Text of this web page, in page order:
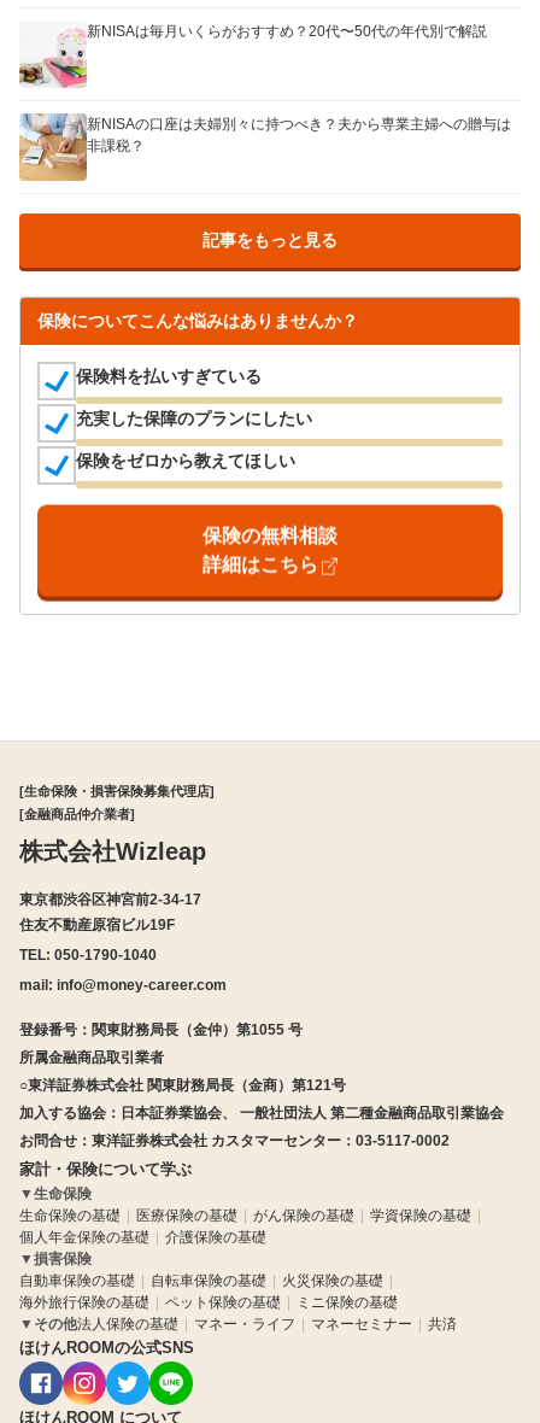
新NISAは毎月いくらがおすすめ？20代〜50代の年代別で解説
新NISAの口座は夫婦別々に持つべき？夫から専業主婦への贈与は
非課税？
記事をもっと見る
保険についてこんな悩みはありませんか？
保険料を払いすぎている
充実した保障のプランにしたい
保険をゼロから教えてほしい
保険の無料相談
詳細はこちら
[生命保険・損害保険募集代理店]
[金融商品仲介業者]
株式会社Wizleap
東京都渋谷区神宮前2-34-17
住友不動産原宿ビル19F
TEL: 050-1790-1040
mail: info@money-career.com
登録番号：関東財務局長（金仲）第1055 号
所属金融商品取引業者
○東洋証券株式会社 関東財務局長（金商）第121号
加入する協会：日本証券業協会、 一般社団法人 第二種金融商品取引業協会
お問合せ：東洋証券株式会社 カスタマーセンター：03-5117-0002
家計・保険について学ぶ
▼生命保険
生命保険の基礎
医療保険の基礎 がん保険の基礎
学資保険の基礎
個人年金保険の基礎
介護保険の基礎
▼損害保険
自動車保険の基礎
自転車保険の基礎
火災保険の基礎
海外旅行保険の基礎
ペット保険の基礎
ミニ保険の基礎
▼ その他法人保険の基礎 マネー・ライフ マネーセミナー 共済
ほけんROOMの公式SNS
ほけんROOM について